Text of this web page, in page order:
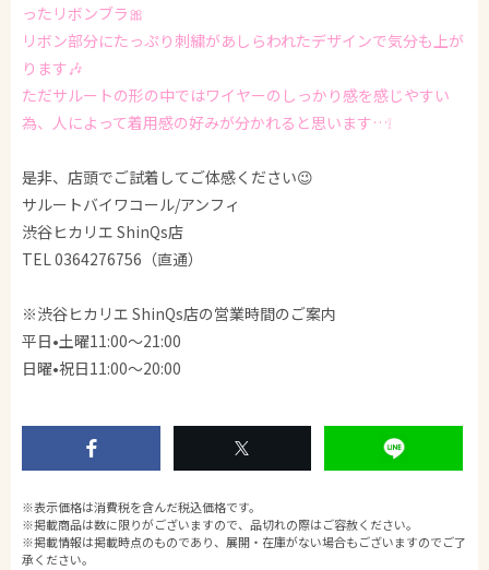
ったリボンブラ🎀
リボン部分にたっぷり刺繍があしらわれたデザインで気分も上が
ります🎶
ただサルートの形の中ではワイヤーのしっかり感を感じやすい
為、人によって着用感の好みが分かれると思います…❕
是非、店頭でご試着してご体感ください😉
サルートバイワコール/アンフィ
渋谷ヒカリエ ShinQs店
TEL 0364276756（直通）
※渋谷ヒカリエ ShinQs店の営業時間のご案内
平日•土曜11:00〜21:00
日曜•祝日11:00〜20:00
※表示価格は消費税を含んだ税込価格です。
※掲載商品は数に限りがございますので、品切れの際はご容赦ください。
※掲載情報は掲載時点のものであり、展開・在庫がない場合もございますのでご了
承ください。